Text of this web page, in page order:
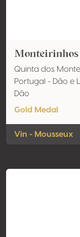
Monteirinhos
Quinta dos
Portugal - Dão e
Dão
Gold Medal
Vin - Mousseux